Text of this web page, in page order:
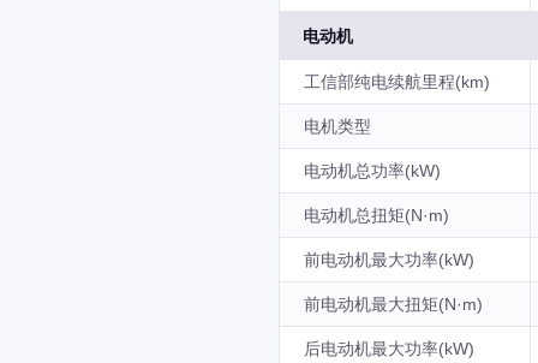
电动机
工信部纯电续航里程(km)
电机类型
电动机总功率(kW)
电动机总扭矩(N·m)
前电动机最大功率(kW)
前电动机最大扭矩(N·m)
后电动机最大功率(kW)